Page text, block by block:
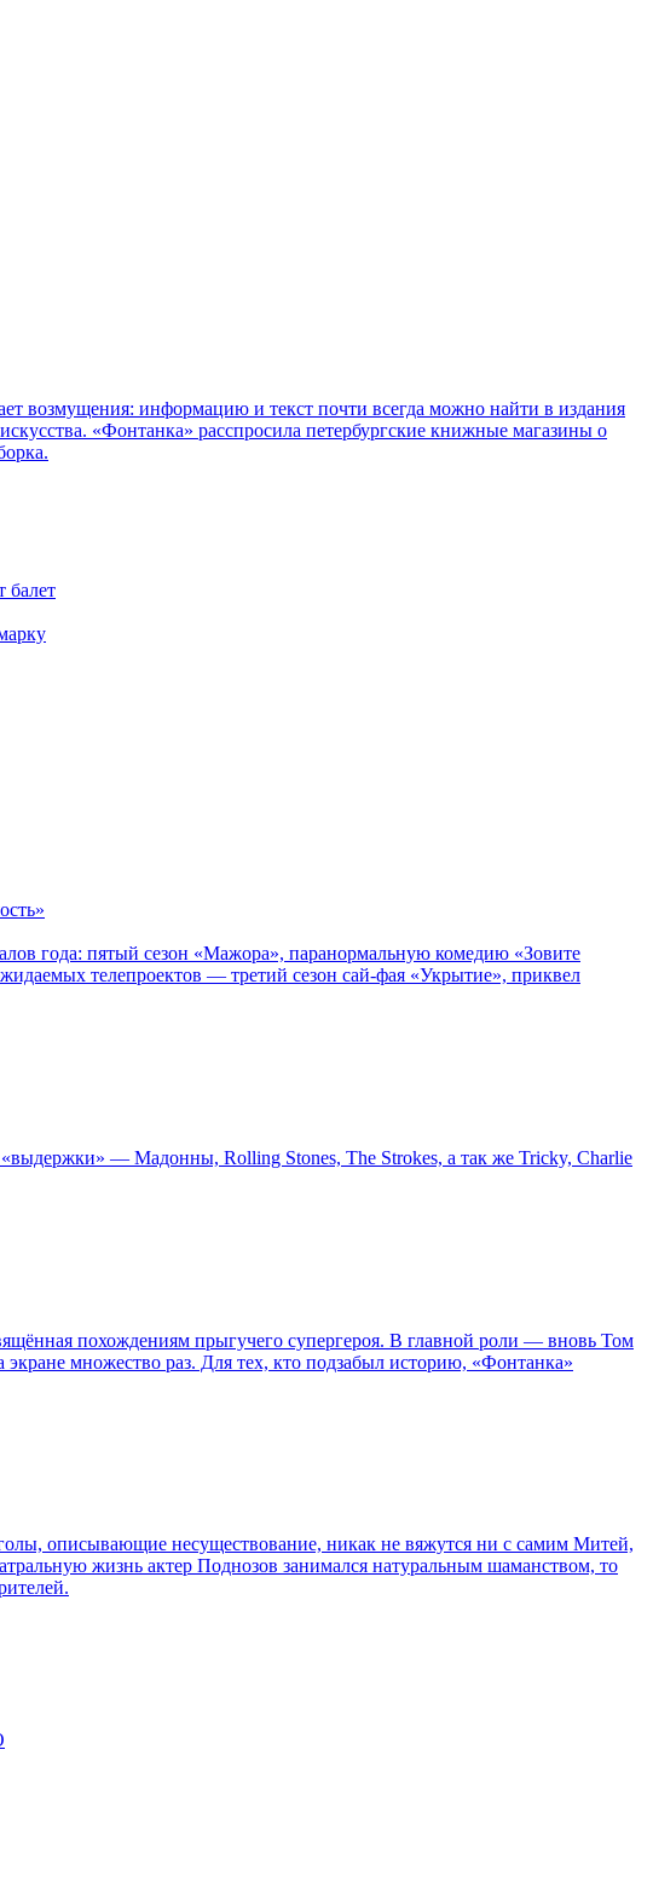
возмущения: информацию и текст почти всегда можно найти в издания
«Фонтанка» расспросила петербургские книжные магазины о
балет
года: пятый сезон «Мажора», паранормальную комедию «Зовите
телепроектов — третий сезон сай-фая «Укрытие», приквел
— Мадонны, Rolling Stones, The Strokes, а так же Tricky, Charlie
похождениям прыгучего супергероя. В главной роли — вновь Том
множество раз. Для тех, кто подзабыл историю, «Фонтанка»
описывающие несуществование, никак не вяжутся ни с самим Митей,
жизнь актер Поднозов занимался натуральным шаманством, то